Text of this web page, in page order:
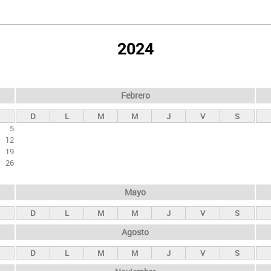
2024
5
12
19
26
Febrero
D L M M J V S
Mayo
D L M M J V S
Agosto
D L M M J V S